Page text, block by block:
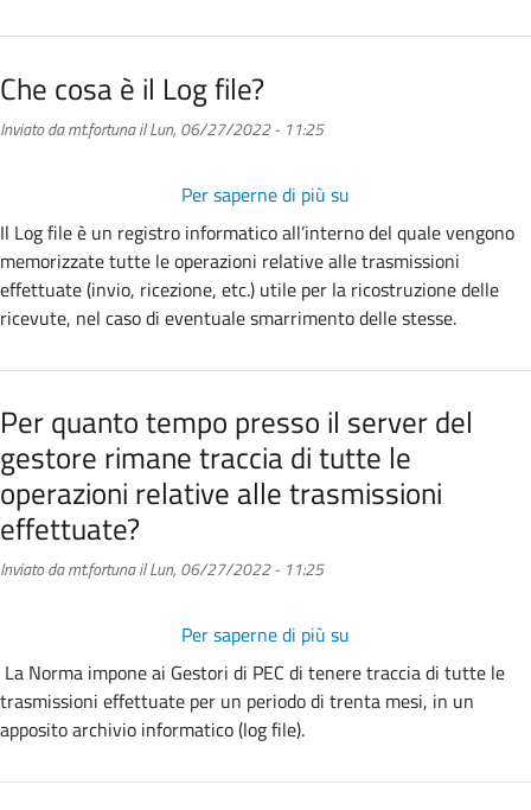
sicurezza
dei
titolari
di
caselle
Che cosa è il Log file?
Inviato damt.fortunailLun, 06/27/2022 - 11:25
Per saperne di più su
cosa
è
il
Log
Il Log file è un registro informatico all’interno del quale vengono
memorizzate tutte le operazioni relative alle trasmissioni
effettuate (invio, ricezione, etc.) utile per la ricostruzione delle
ricevute, nel caso di eventuale smarrimento delle stesse.
Per quanto tempo presso il server del
gestore rimane traccia di tutte le
operazioni relative alle trasmissioni
effettuate?
Inviato damt.fortunailLun, 06/27/2022 - 11:25
Per saperne di più su
quanto
tempo
server
La Norma impone ai Gestori di PEC di tenere traccia di tutte le
trasmissioni effettuate per un periodo di trenta mesi, in un
apposito archivio informatico (log file).